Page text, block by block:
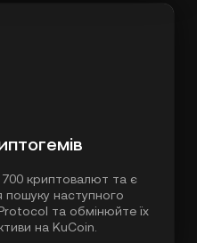
криптовалют та є
наступного
та обмінюйте їх
на KuCoin.